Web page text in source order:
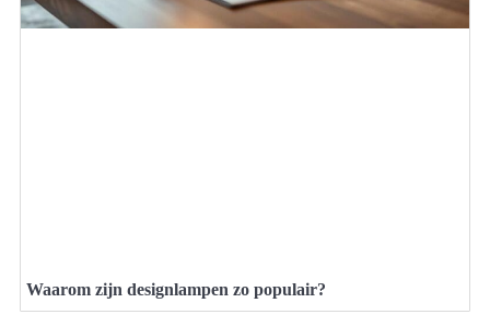
Waarom zijn designlampen zo populair?